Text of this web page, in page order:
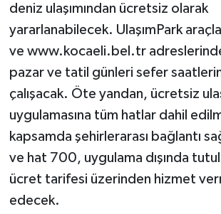
deniz ulaşımından ücretsiz olarak
yararlanabilecek. UlaşımPark
ve www.kocaeli.bel.tr
pazar ve tatil günleri sefer
çalışacak. Öte yandan, ücretsiz
uygulamasına tüm hatlar dahil
kapsamda şehirlerarası bağlantı
ve hat 700, uygulama dışında
ücret tarifesi üzerinden hizmet
edecek.